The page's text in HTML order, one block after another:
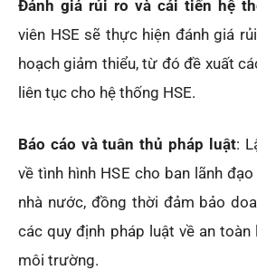
Đánh giá rủi ro và cải tiến hệ
viên HSE sẽ thực hiện đánh giá
hoạch giảm thiểu, từ đó đề xuất
liên tục cho hệ thống HSE.
Báo cáo và tuân thủ pháp luật:
về tình hình HSE cho ban lãnh
nhà nước, đồng thời đảm bảo
các quy định pháp luật về an
môi trường.